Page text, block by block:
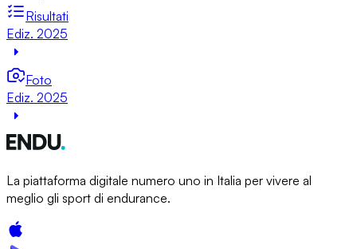
Risultati
Ediz. 2025
Foto
Ediz. 2025
La piattaforma digitale numero uno in Italia per vivere al
meglio gli sport di endurance.